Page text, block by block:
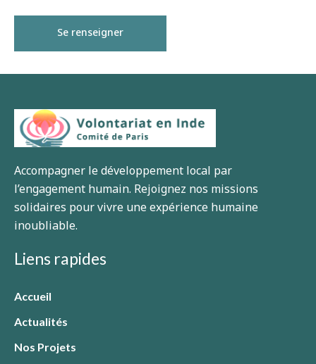
Accompagner le développement local par
l’engagement humain. Rejoignez nos missions
solidaires pour vivre une expérience humaine
inoubliable.
Liens rapides
Accueil
Actualités
Nos Projets